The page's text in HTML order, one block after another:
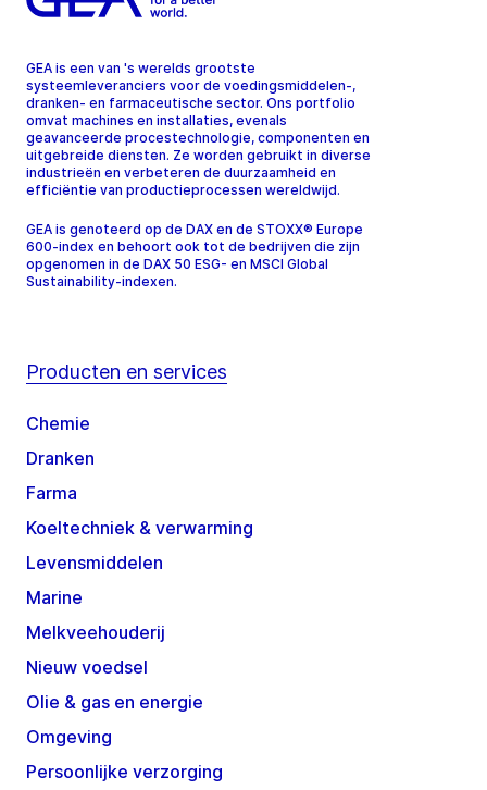
GEA is een van 's werelds grootste
systeemleveranciers voor de voedingsmiddelen-,
dranken- en farmaceutische sector. Ons portfolio
omvat machines en installaties, evenals
geavanceerde procestechnologie, componenten en
uitgebreide diensten. Ze worden gebruikt in diverse
industrieën en verbeteren de duurzaamheid en
efficiëntie van productieprocessen wereldwijd.
GEA is genoteerd op de DAX en de STOXX® Europe
600-index en behoort ook tot de bedrijven die zijn
opgenomen in de DAX 50 ESG- en MSCI Global
Sustainability-indexen.
Producten en services
Chemie
Dranken
Farma
Koeltechniek & verwarming
Levensmiddelen
Marine
Melkveehouderij
Nieuw voedsel
Olie & gas en energie
Omgeving
Persoonlijke verzorging